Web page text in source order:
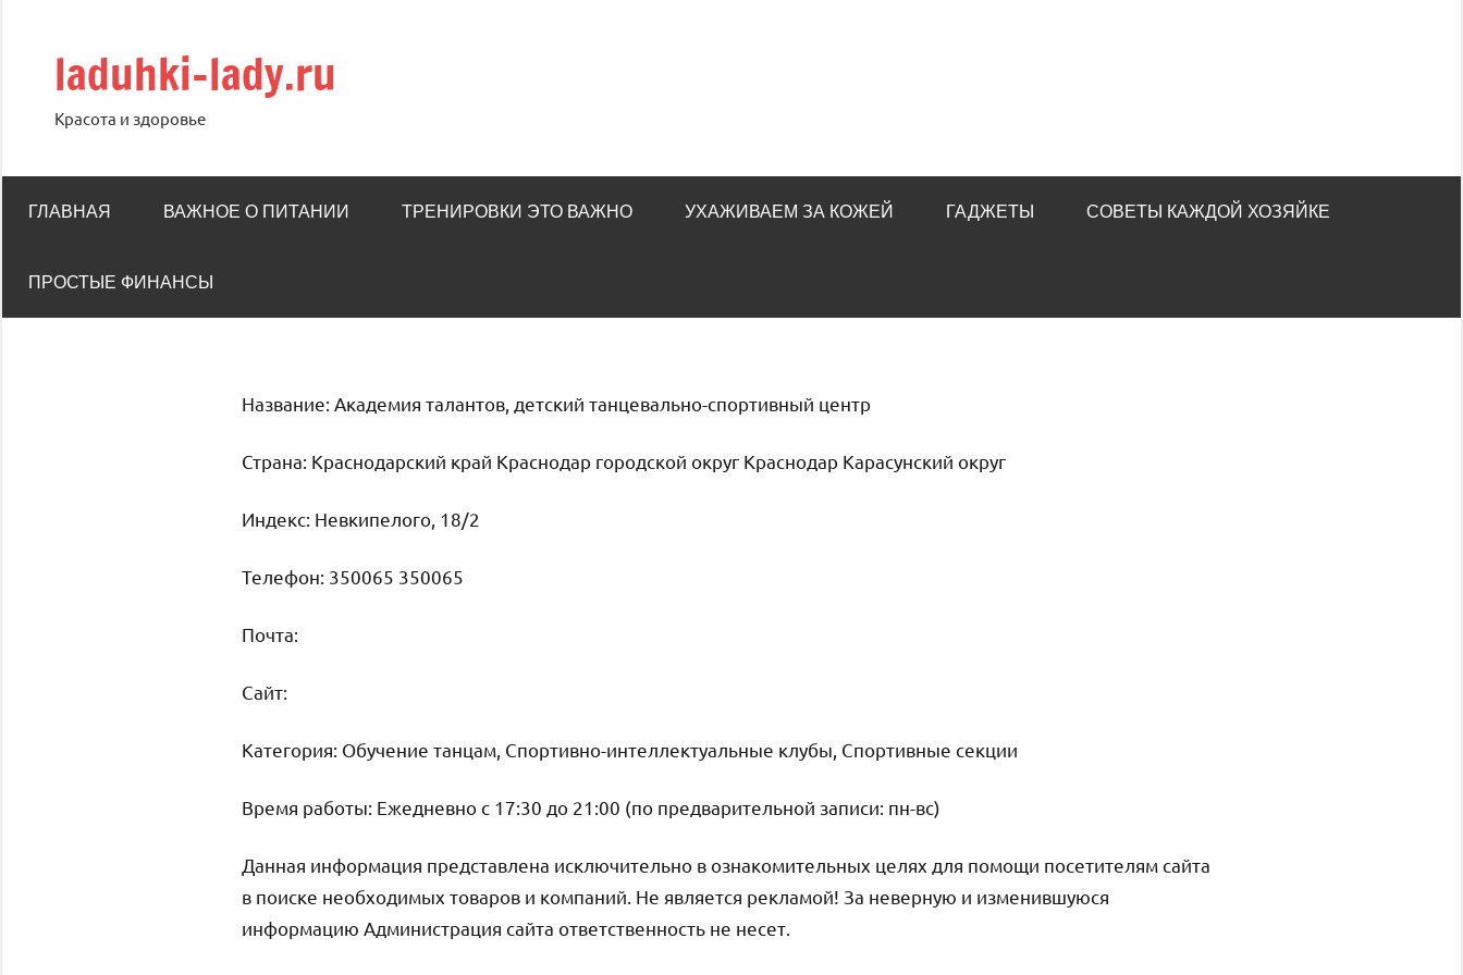
содержимому
laduhki-lady.ru
Красота и здоровье
ГЛАВНАЯ ВАЖНОЕ О ПИТАНИИ ТРЕНИРОВКИ ЭТО ВАЖНО УХАЖИВАЕМ ЗА КОЖЕЙ ГАДЖЕТЫ СОВЕТЫ КАЖДОЙ ХОЗЯЙКЕ
ПРОСТЫЕ ФИНАНСЫ
Название: Академия талантов, детский танцевально-спортивный центр
Страна: Краснодарский край Краснодар городской округ Краснодар Карасунский округ
Индекс: Невкипелого, 18/2
Телефон: 350065 350065
Почта:
Cайт:
Категория: Обучение танцам, Спортивно-интеллектуальные клубы, Спортивные секции
Время работы: Ежедневно с 17:30 до 21:00 (по предварительной записи: пн-вс)
Данная информация представлена исключительно в ознакомительных целях для помощи посетителям сайта
в поиске необходимых товаров и компаний. Не является рекламой! За неверную и изменившуюся
информацию Администрация сайта ответственность не несет.